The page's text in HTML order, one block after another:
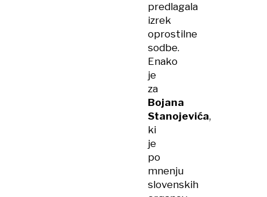
predlagala
izrek
oprostilne
sodbe.
Enako
je
za
Bojana
Stanojevića,
ki
je
po
mnenju
slovenskih